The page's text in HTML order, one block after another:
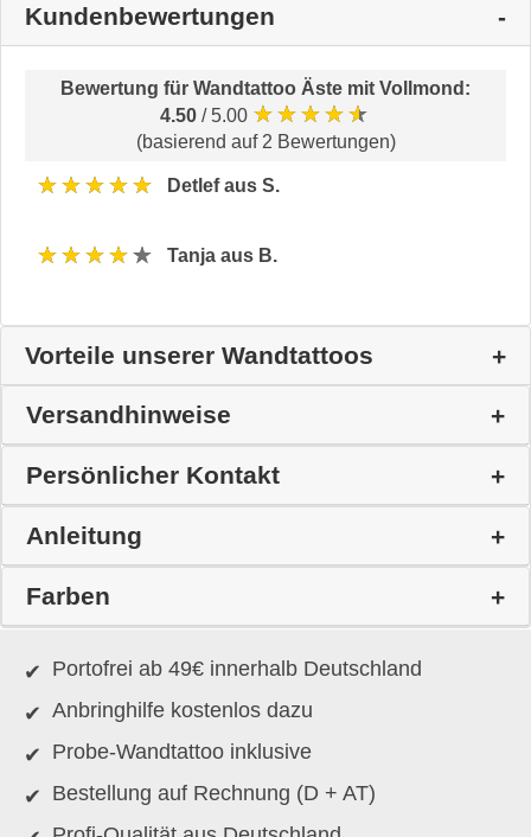
Kundenbewertungen
Bewertung für Wandtattoo Äste mit Vollmond :
4.50 / 5.00 ★★★★★
(basierend auf 2 Bewertungen)
★★★★★ Detlef aus S.
★★★★★ Tanja aus B.
Vorteile unserer Wandtattoos
Versandhinweise
Persönlicher Kontakt
Anleitung
Farben
Portofrei ab 49€ innerhalb Deutschland
Anbringhilfe kostenlos dazu
Probe-Wandtattoo inklusive
Bestellung auf Rechnung (D + AT)